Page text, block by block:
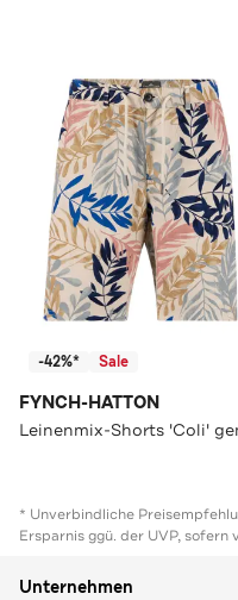
-42%* Sale
FYNCH-HATTON
* Unverbindliche
Ersparnis ggü. der UVP, sofern
Unternehmen